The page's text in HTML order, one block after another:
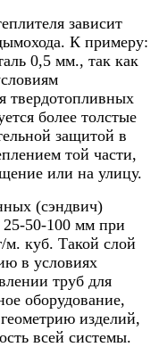
зависит
К примеру:
0,5 мм., так как
твердотопливных
более толстые
защитой в
той части,
или на улицу.
(сэндвич)
50-100 мм при
м. куб. Такой слой
в условиях
труб для
оборудование,
изделий,
всей системы.